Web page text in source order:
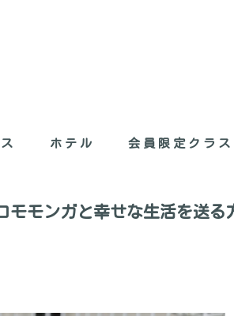
ホテル 会員限定クラス
モンガと幸せな生活を送る